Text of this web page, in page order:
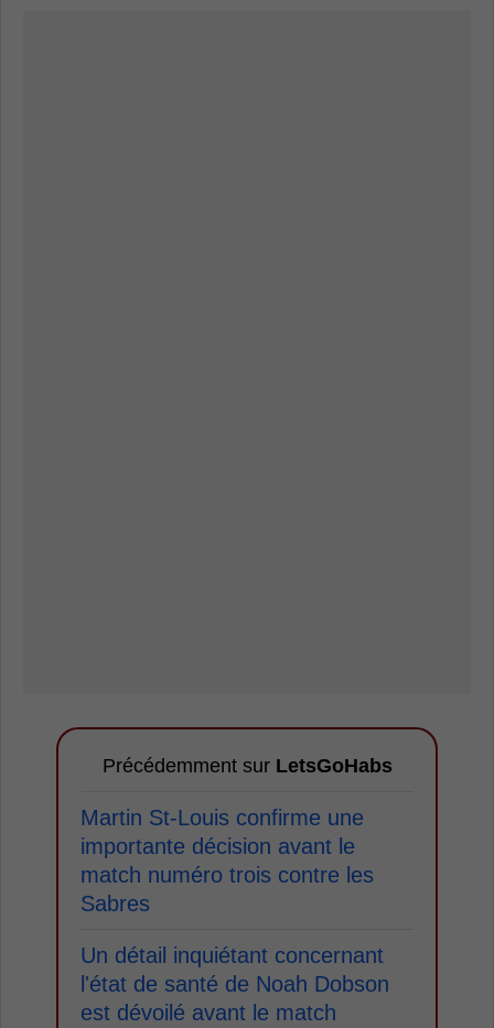
Précédemment sur LetsGoHabs
Martin St-Louis confirme une
importante décision avant le
match numéro trois contre les
Sabres
Un détail inquiétant concernant
l'état de santé de Noah Dobson
est dévoilé avant le match